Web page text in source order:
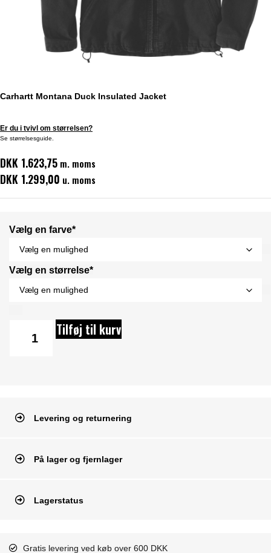
Carhartt Montana Duck Insulated Jacket
Er du i tvivl om størrelsen?
Se størrelsesguide.
DKK 1.623,75 m. moms
DKK 1.299,00 u. moms
Vælg en farve*
Vælg en størrelse*
Tilføj til kurv
Levering og returnering
På lager og fjernlager
Lagerstatus
Gratis levering ved køb over 600 DKK